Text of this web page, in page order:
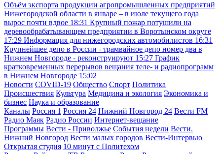
Объём экспорта продукции агропромышленных предприятий
Нижегородской области в январе – в июле текущего года
вырос почти вдвое 18:31 Крупный пожар потушили на
деревообрабатывающем предприятии в Воротынском округе
17:29 Информация для нижегородских автомобилистов 16:31
Крупнейшее депо в России - трамвайное депо номер два в
Нижнем Новгороде - реконструируют 15:27 График
кратковременных перерывов вещания теле- и радиопрограмм
в Нижнем Новгороде 15:02
Новости COVID-19 Общество Спорт Политика
Происшествия Культура Медицина и экология Экономика и
бизнес Наука и образование
Каналы Россия 1 Россия 24 Нижний Новгород 24 Вести FM
Радио Маяк Радио России Интернет-вещание
Программы Вести - Приволжье События недели Вести.
Нижний Новгород Вести малых городов Вести-Интервью
Открытая студия 10 минут с Политехом